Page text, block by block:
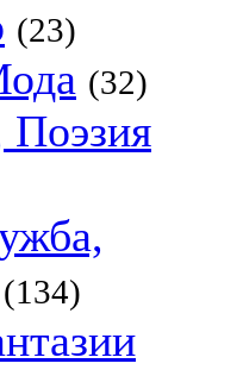
(23)
(32)
Поэзия
(134)